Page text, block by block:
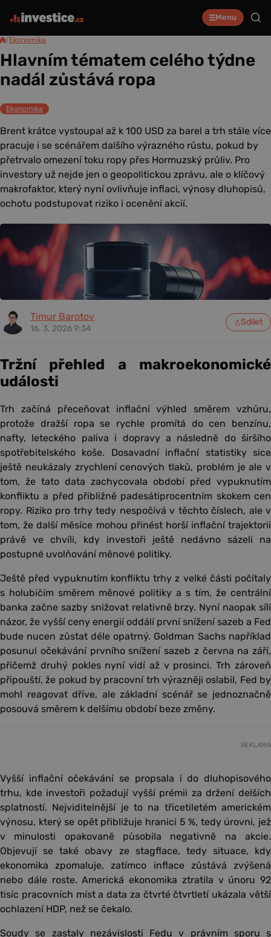
Menu
/Ekonomika
Hlavním tématem celého týdne
nadál zůstává ropa
Ekonomika
Brent krátce vystoupal až k 100 USD za barel a trh stále více
pracuje i se scénářem dalšího výrazného růstu, pokud by
přetrvalo omezení toku ropy přes Hormuzský průliv. Pro
investory už nejde jen o geopolitickou zprávu, ale o klíčový
makrofaktor, který nyní ovlivňuje inflaci, výnosy dluhopisů,
ochotu podstupovat riziko i ocenění akcií.
Timur Barotov
16. 3. 2026 9:34
Sdílet
Tržní přehled a makroekonomické
události
Trh začíná přeceňovat inflační výhled směrem vzhůru,
protože dražší ropa se rychle promítá do cen benzínu,
nafty, leteckého paliva i dopravy a následně do širšího
spotřebitelského koše. Dosavadní inflační statistiky sice
ještě neukázaly zrychlení cenových tlaků, problém je ale v
tom, že tato data zachycovala období před vypuknutím
konfliktu a před přibližně padesátiprocentním skokem cen
ropy. Riziko pro trhy tedy nespočívá v těchto číslech, ale v
tom, že další měsíce mohou přinést horší inflační trajektorii
právě ve chvíli, kdy investoři ještě nedávno sázeli na
postupné uvolňování měnové politiky.
Ještě před vypuknutím konfliktu trhy z velké části počítaly
s holubičím směrem měnové politiky a s tím, že centrální
banka začne sazby snižovat relativně brzy. Nyní naopak sílí
názor, že vyšší ceny energií oddálí první snížení sazeb a Fed
bude nucen zůstat déle opatrný. Goldman Sachs například
posunul očekávání prvního snížení sazeb z června na září,
přičemž druhý pokles nyní vidí až v prosinci. Trh zároveň
připouští, že pokud by pracovní trh výrazněji oslabil, Fed by
mohl reagovat dříve, ale základní scénář se jednoznačně
posouvá směrem k delšímu období beze změny.
REKLAMA
Vyšší inflační očekávání se propsala i do dluhopisového
trhu, kde investoři požadují vyšší prémii za držení delších
splatností. Nejviditelnější je to na třicetiletém americkém
výnosu, který se opět přibližuje hranici 5 %, tedy úrovni, jež
v minulosti opakovaně působila negativně na akcie.
Objevují se také obavy ze stagflace, tedy situace, kdy
ekonomika zpomaluje, zatímco inflace zůstává zvýšená
nebo dále roste. Americká ekonomika ztratila v únoru 92
tisíc pracovních míst a data za čtvrté čtvrtletí ukázala větší
ochlazení HDP, než se čekalo.
Soudy se zastaly nezávislosti Fedu v právním sporu s